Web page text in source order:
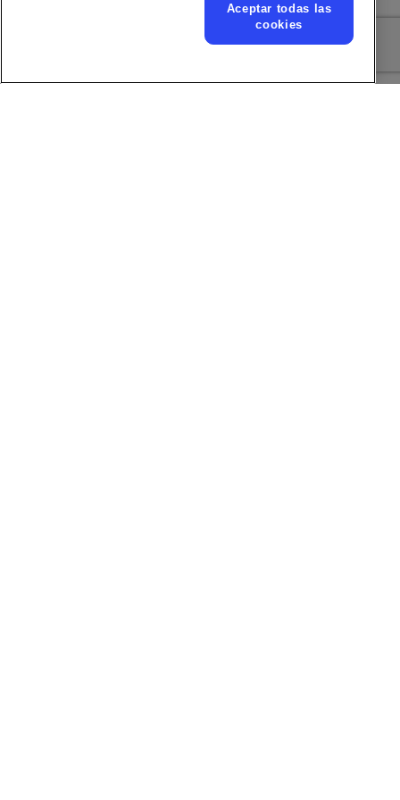
100 mm (3,93”) a 200
mm (7,87”)
Aceptar todas las
cookies